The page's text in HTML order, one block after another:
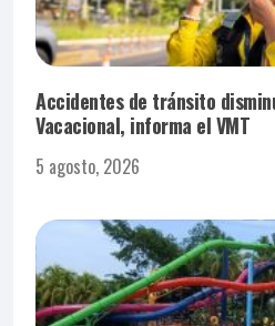
Accidentes de tránsito
Vacacional, informa el VMT
5 agosto, 2026